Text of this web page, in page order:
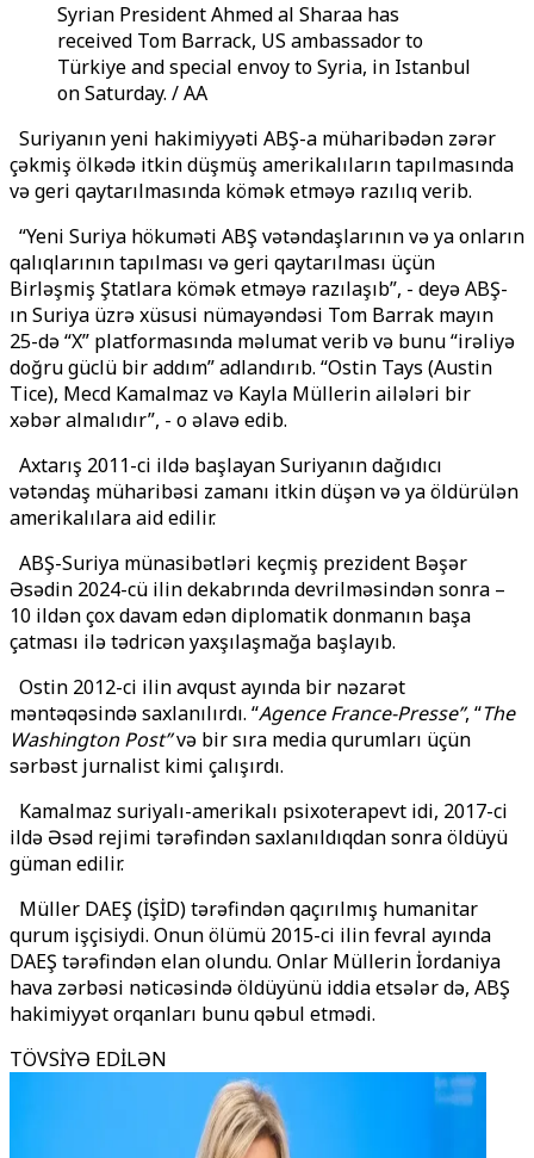
Syrian President Ahmed al Sharaa has
received Tom Barrack, US ambassador to
Türkiye and special envoy to Syria, in Istanbul
on Saturday. / AA
Suriyanın yeni hakimiyyəti ABŞ-a müharibədən zərər
çəkmiş ölkədə itkin düşmüş amerikalıların tapılmasında
və geri qaytarılmasında kömək etməyə razılıq verib.
“Yeni Suriya hökuməti ABŞ vətəndaşlarının və ya onların
qalıqlarının tapılması və geri qaytarılması üçün
Birləşmiş Ştatlara kömək etməyə razılaşıb”, - deyə ABŞ-
ın Suriya üzrə xüsusi nümayəndəsi Tom Barrak mayın
25-də “X” platformasında məlumat verib və bunu “irəliyə
doğru güclü bir addım” adlandırıb. “Ostin Tays (Austin
Tice), Mecd Kamalmaz və Kayla Müllerin ailələri bir
xəbər almalıdır”, - o əlavə edib.
Axtarış 2011-ci ildə başlayan Suriyanın dağıdıcı
vətəndaş müharibəsi zamanı itkin düşən və ya öldürülən
amerikalılara aid edilir.
ABŞ-Suriya münasibətləri keçmiş prezident Bəşər
Əsədin 2024-cü ilin dekabrında devrilməsindən sonra –
10 ildən çox davam edən diplomatik donmanın başa
çatması ilə tədricən yaxşılaşmağa başlayıb.
Ostin 2012-ci ilin avqust ayında bir nəzarət
məntəqəsində saxlanılırdı. “Agence France-Presse”, “The
Washington Post”və bir sıra media qurumları üçün
sərbəst jurnalist kimi çalışırdı.
Kamalmaz suriyalı-amerikalı psixoterapevt idi, 2017-ci
ildə Əsəd rejimi tərəfindən saxlanıldıqdan sonra öldüyü
güman edilir.
Müller DAEŞ (İŞİD) tərəfindən qaçırılmış humanitar
qurum işçisiydi. Onun ölümü 2015-ci ilin fevral ayında
DAEŞ tərəfindən elan olundu. Onlar Müllerin İordaniya
hava zərbəsi nəticəsində öldüyünü iddia etsələr də, ABŞ
hakimiyyət orqanları bunu qəbul etmədi.
TÖVSİYƏ EDİLƏN